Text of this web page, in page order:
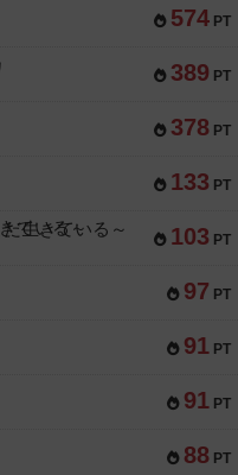
574 PT
389 PT
378 PT
133 PT
103 PT
生きている～
97 PT
91 PT
91 PT
88 PT